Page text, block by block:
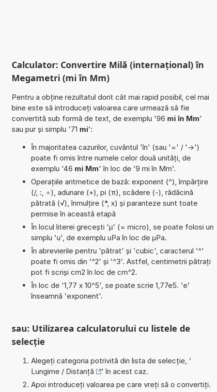
Calculator: Convertire Milă (internațional) în
Megametri (mi în Mm)
Pentru a obține rezultatul dorit cât mai rapid posibil, cel mai
bine este să introduceți valoarea care urmează să fie
convertită sub formă de text, de exemplu '96 mi în Mm'
sau pur și simplu '71 mi':
În majoritatea cazurilor, cuvântul 'în' (sau '=' / '->')
poate fi omis între numele celor două unități, de
exemplu '46 mi Mm' în loc de '9 mi în Mm'.
Operațiile aritmetice de bază: exponent (^), împărțire
(/, :, ÷), adunare (+), pi (π), scădere (-), rădăcină
pătrată (√), înmulțire (*, x) și paranteze sunt toate
permise în această etapă
În locul literei grecești 'µ' (= micro), se poate folosi un
simplu 'u', de exemplu uPa în loc de µPa.
În abrevierile pentru 'pătrat' și 'cubic', caracterul '^'
poate fi omis din '^2' și '^3'. Astfel, centimetrii pătrați
pot fi scriși cm2 în loc de cm^2.
În loc de '1,77 x 10^5', se poate scrie 1,77e5. 'e'
înseamnă 'exponent'.
sau: Utilizarea calculatorului cu listele de
selecție
Alegeți categoria potrivită din lista de selecție, '
Lungime / Distanță
' în acest caz.
Apoi introduceți valoarea pe care vreți să o convertiți.